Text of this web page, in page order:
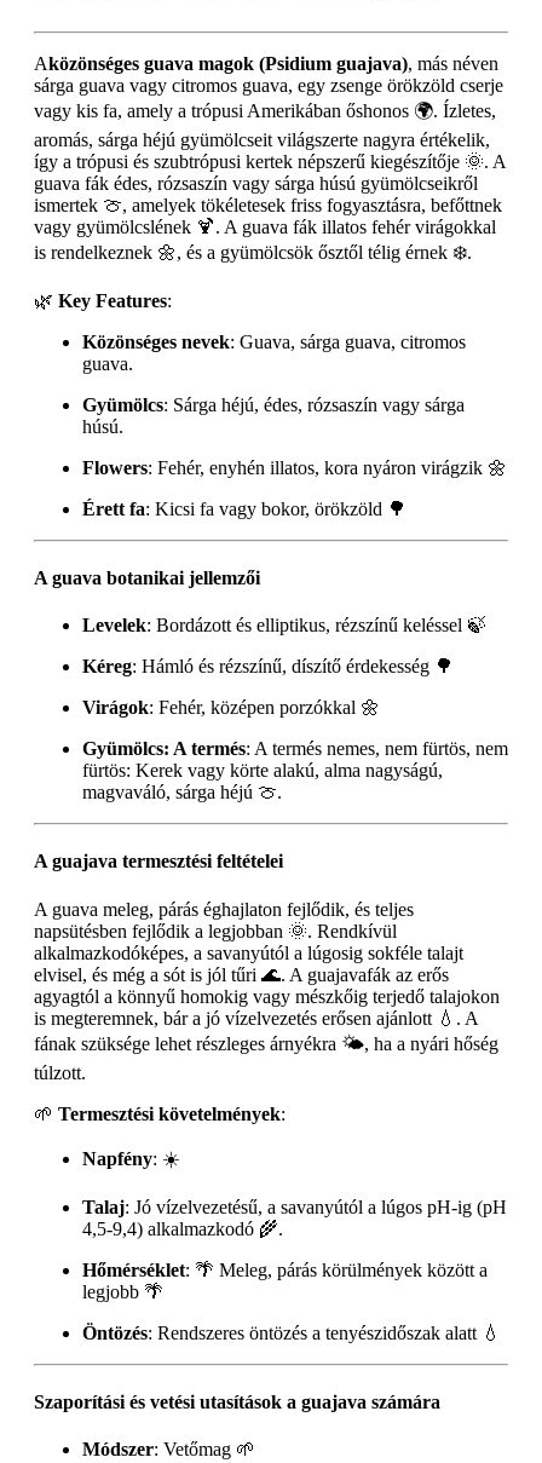
Aközönséges guava magok (Psidium guajava), más néven
sárga guava vagy citromos guava, egy zsenge örökzöld cserje
vagy kis fa, amely a trópusi Amerikában őshonos 🌍. Ízletes,
aromás, sárga héjú gyümölcseit világszerte nagyra értékelik,
így a trópusi és szubtrópusi kertek népszerű kiegészítője 🌞. A
guava fák édes, rózsaszín vagy sárga húsú gyümölcseikről
ismertek 🍈, amelyek tökéletesek friss fogyasztásra, befőttnek
vagy gyümölcslének 🍹. A guava fák illatos fehér virágokkal
is rendelkeznek 🌼, és a gyümölcsök ősztől télig érnek ❄️.
🌿 Key Features:
Közönséges nevek: Guava, sárga guava, citromos
guava.
Gyümölcs: Sárga héjú, édes, rózsaszín vagy sárga
húsú.
Flowers: Fehér, enyhén illatos, kora nyáron virágzik 🌼
Érett fa: Kicsi fa vagy bokor, örökzöld 🌳
A guava botanikai jellemzői
Levelek: Bordázott és elliptikus, rézszínű keléssel 🍃
Kéreg: Hámló és rézszínű, díszítő érdekesség 🌳
Virágok: Fehér, középen porzókkal 🌼
Gyümölcs: A termés: A termés nemes, nem fürtös, nem
fürtös: Kerek vagy körte alakú, alma nagyságú,
magvaváló, sárga héjú 🍈.
A guajava termesztési feltételei
A guava meleg, párás éghajlaton fejlődik, és teljes
napsütésben fejlődik a legjobban 🌞. Rendkívül
alkalmazkodóképes, a savanyútól a lúgosig sokféle talajt
elvisel, és még a sót is jól tűri 🌊. A guajavafák az erős
agyagtól a könnyű homokig vagy mészkőig terjedő talajokon
is megteremnek, bár a jó vízelvezetés erősen ajánlott 💧. A
fának szüksége lehet részleges árnyékra 🌤️, ha a nyári hőség
túlzott.
🌱 Termesztési követelmények:
Napfény: ☀️
Talaj: Jó vízelvezetésű, a savanyútól a lúgos pH-ig (pH
4,5-9,4) alkalmazkodó 🌾.
Hőmérséklet: 🌴 Meleg, párás körülmények között a
legjobb 🌴
Öntözés: Rendszeres öntözés a tenyészidőszak alatt 💧
Szaporítási és vetési utasítások a guajava számára
Módszer: Vetőmag 🌱